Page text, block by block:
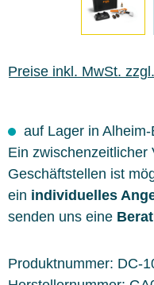
Preise inkl. MwSt.
auf Lager in
Ein zwischenzeitlicher
Geschäftstellen ist
ein individuelles
senden uns eine
Produktnummer: DC-